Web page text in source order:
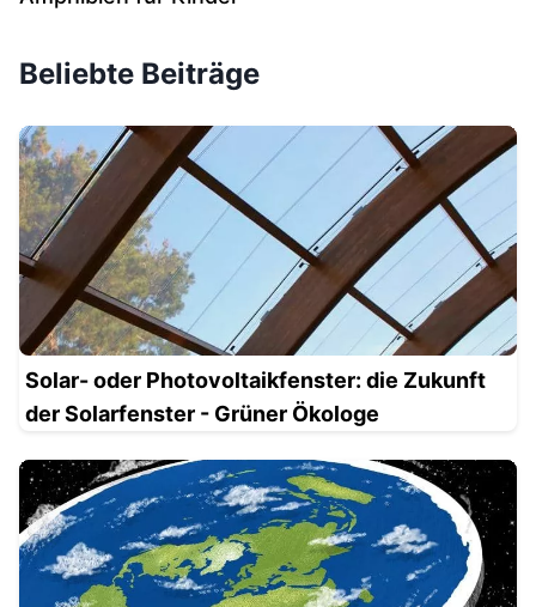
Beliebte Beiträge
Solar- oder Photovoltaikfenster: die Zukunft
der Solarfenster - Grüner Ökologe